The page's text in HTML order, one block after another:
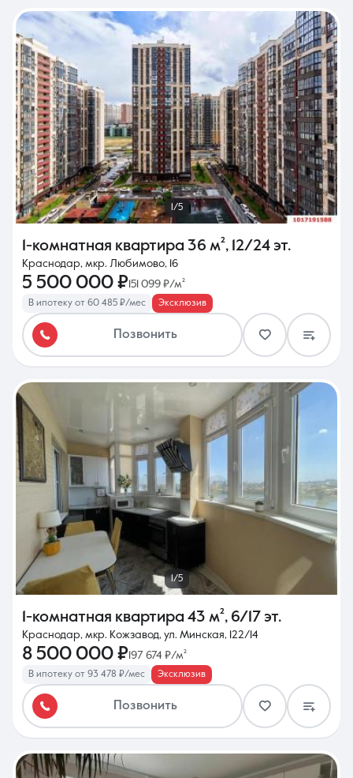
1/5
1-комнатная квартира 36 м², 12/24 эт.
Краснодар, мкр. Любимово, 16
5 500 000 ₽ 151 099 ₽/м²
В ипотеку от 60 485 ₽/мес Эксклюзив
Позвонить
1/5
1-комнатная квартира 43 м², 6/17 эт.
Краснодар, мкр. Кожзавод, ул. Минская, 122/14
8 500 000 ₽ 197 674 ₽/м²
В ипотеку от 93 478 ₽/мес Эксклюзив
Позвонить